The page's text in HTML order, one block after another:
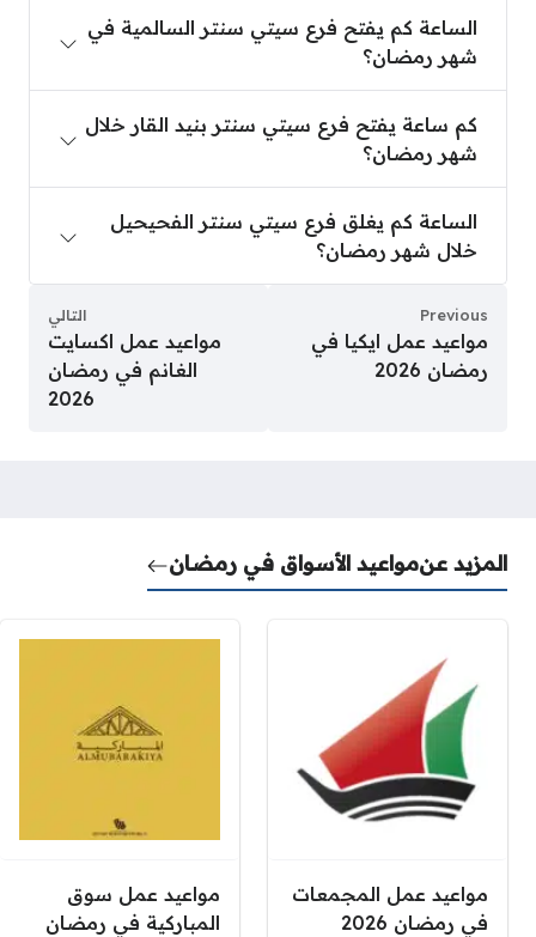
الساعة كم يفتح فرع سيتي سنتر السالمية في
شهر رمضان؟
كم ساعة يفتح فرع سيتي سنتر بنيد القار خلال
شهر رمضان؟
الساعة كم يغلق فرع سيتي سنتر الفحيحيل
خلال شهر رمضان؟
Previous
مواعيد عمل ايكيا في
رمضان 2026
التالي
مواعيد عمل اكسايت
الغانم في رمضان
2026
المزيد عنمواعيد الأسواق في رمضان
مواعيد عمل المجمعات
في رمضان 2026
مواعيد عمل سوق
المباركية في رمضان